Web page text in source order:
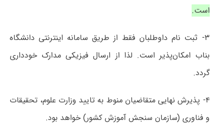
است.
۳- ثبت‌ نام داوطلبان فقط از طریق سامانه اینترنتی دانشگاه
بناب امکان‌پذیر است. لذا از ارسال فیزیکی مدارک خودداری
گردد.
۴- پذیرش نهایی متقاضیان منوط به تایید وزارت علوم، تحقیقات
و فناوری (سازمان سنجش آموزش کشور) خواهد بود.